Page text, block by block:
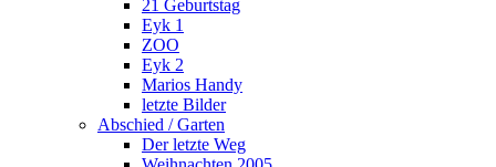
21 Geburtstag
Eyk 1
ZOO
Eyk 2
Marios Handy
letzte Bilder
Abschied / Garten
Der letzte Weg